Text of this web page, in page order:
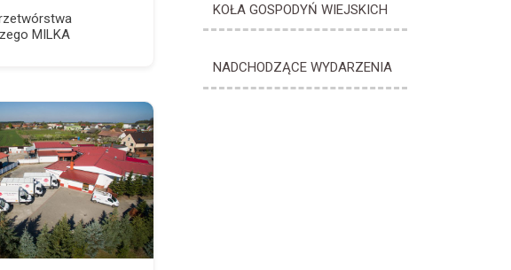
MILKA
KOŁA GOSPODYŃ WIEJSKICH
NADCHODZĄCE WYDARZENIA